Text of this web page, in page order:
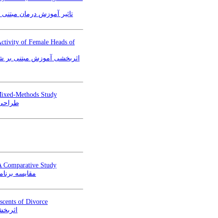
تاثیر آموزش درمان
of Female Heads of
اثربخشی آموزش مبتنی بر
Methods Study
Comparative Study
مقایسه
of Divorce